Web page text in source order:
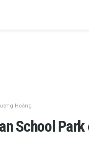
Hoàng
School